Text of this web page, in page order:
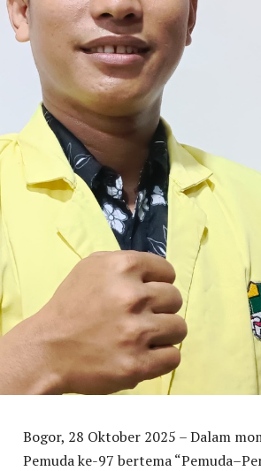
Bogor, 28 Oktober 2025 – Dalam
Pemuda ke-97 bertema